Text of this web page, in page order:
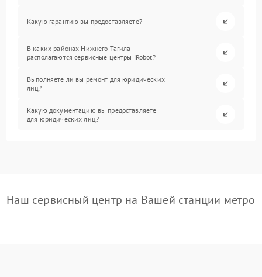
Какую гарантию вы предоставляете?
В каких районах Нижнего Тагила
располагаются сервисные центры iRobot?
Выполняете ли вы ремонт для юридических
лиц?
Какую документацию вы предоставляете
для юридических лиц?
Наш сервисный центр на Вашей станции метро